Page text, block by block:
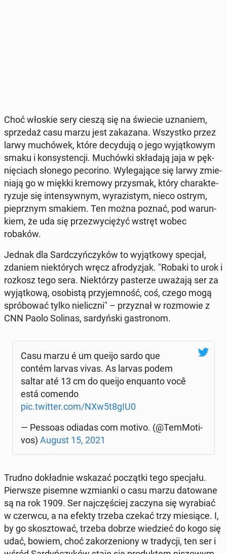
Choć włoskie sery cieszą się na świecie uzna­niem,
sprze­daż casu marzu jest za­ka­za­na. Wszyst­ko przez
larwy mu­chó­wek, które de­cy­du­ją o jego wy­jąt­ko­wym
smaku i kon­sy­sten­cji. Mu­chów­ki skła­da­ją jaja w pęk­
nię­ciach słonego pe­co­ri­no. Wy­le­ga­ją­ce się larwy zmie­
nia­ją go w miękki kremowy przy­smak, który cha­rak­te­
ry­zu­je się in­ten­syw­nym, wy­ra­zi­stym, nieco ostrym,
pie­prz­nym smakiem. Ten można poznać, pod wa­run­
kiem, że uda się prze­zwy­cię­żyć wstręt wobec
robaków.
Jednak dla Sard­czyń­czy­ków to wy­jąt­ko­wy specjał,
zdaniem nie­któ­rych wręcz afro­dy­zjak. "Robaki to urok i
rozkosz tego sera. Nie­któ­rzy pa­ste­rze uważają ser za
wy­jąt­ko­wą, oso­bi­stą przy­jem­ność, coś, czego mogą
spró­bo­wać tylko nie­licz­ni" – przy­znał w roz­mo­wie z
CNN Paolo Solinas, sar­dyń­ski ga­stro­nom.
Casu marzu é um queijo sardo que
contém larvas vivas. As larvas podem
saltar até 13 cm do queijo enqu­an­to você
está comendo
pic.twitter.com/NXw5t8gIU0
— Pessoas odiadas com motivo. (@Tem­Mo­ti­
vos) August 15, 2021
Trudno do­kład­nie wskazać po­cząt­ki tego spe­cja­łu.
Pierw­sze pisemne wzmian­ki o casu marzu da­to­wa­ne
są na rok 1909. Ser naj­czę­ściej zaczyna się wy­ra­biać
w czerwcu, a na efekty trzeba czekać trzy mie­sią­ce. I,
by go skosz­to­wać, trzeba dobrze wie­dzieć do kogo się
udać, bowiem, choć za­ko­rze­nio­ny w tra­dy­cji, ten ser i